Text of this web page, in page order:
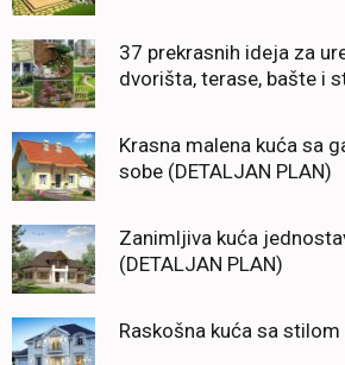
37 prekrasnih ideja za
dvorišta, terase, bašte i
Krasna malena kuća sa
sobe (DETALJAN PLAN)
Zanimljiva kuća
(DETALJAN PLAN)
Raskošna kuća sa stilom